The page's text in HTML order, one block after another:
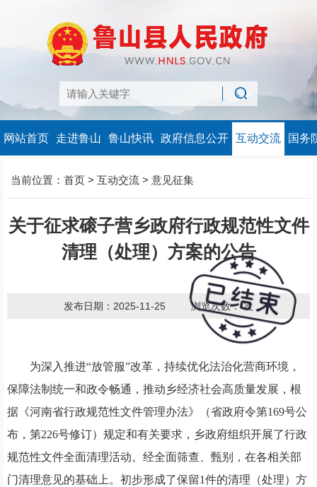
网站首页 走进鲁山 鲁山快讯 政府信息公开 互动交流 国务
当前位置： 首页 > 互动交流 > 意见征集
关于征求磙子营乡政府行政规范性文件
清理（处理）方案的公告
发布日期：2025-11-25 浏览次数： 次
为深入推进“放管服”改革，持续优化法治化营商环境，
保障法制统一和政令畅通，推动乡经济社会高质量发展，根
据《河南省行政规范性文件管理办法》（省政府令第169号公
布， 第226号修订） 规定和有关要求，乡政府组织开展了行政
规范性文件全面清理活动。经全面筛查、甄别，在各相关部
门清理意见的基础上 。 初步形成了保留1件的清理（处理）方